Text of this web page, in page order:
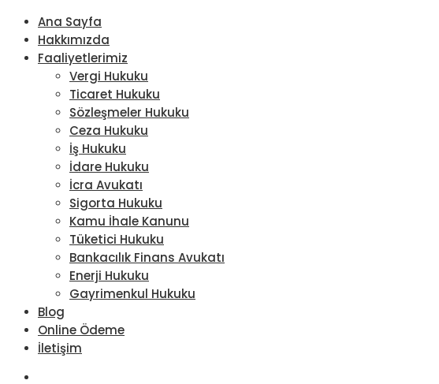
Ana Sayfa
Hakkımızda
Faaliyetlerimiz
Vergi Hukuku
Ticaret Hukuku
Sözleşmeler Hukuku
Ceza Hukuku
İş Hukuku
İdare Hukuku
İcra Avukatı
Sigorta Hukuku
Kamu İhale Kanunu
Tüketici Hukuku
Bankacılık Finans Avukatı
Enerji Hukuku
Gayrimenkul Hukuku
Blog
Online Ödeme
İletişim